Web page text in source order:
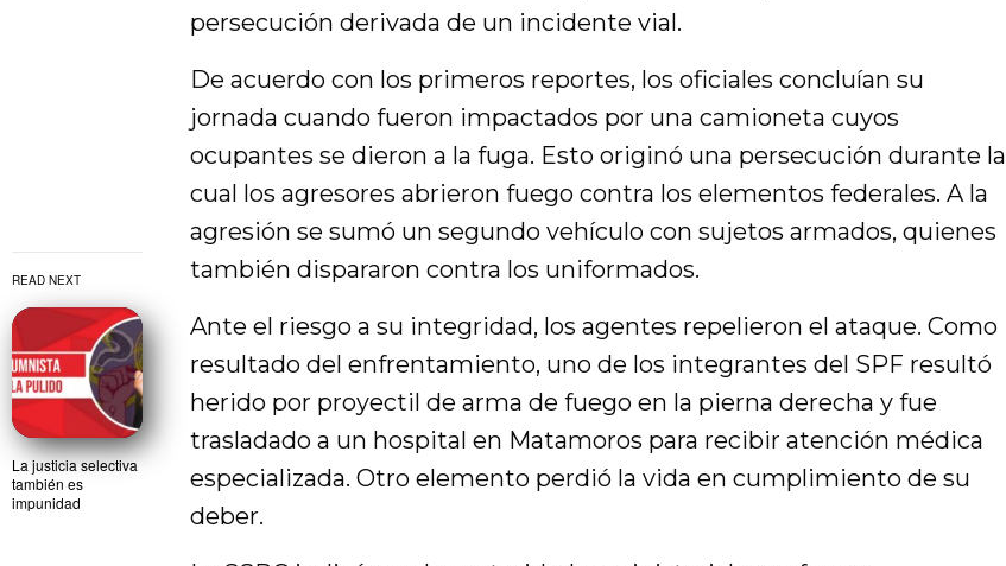
READ NEXT
La justicia selectiva
también es
impunidad
persecución derivada de un incidente vial.
De acuerdo con los primeros reportes, los oficiales concluían su
jornada cuando fueron impactados por una camioneta cuyos
ocupantes se dieron a la fuga. Esto originó una persecución durante la
cual los agresores abrieron fuego contra los elementos federales. A la
agresión se sumó un segundo vehículo con sujetos armados, quienes
también dispararon contra los uniformados.
Ante el riesgo a su integridad, los agentes repelieron el ataque. Como
resultado del enfrentamiento, uno de los integrantes del SPF resultó
herido por proyectil de arma de fuego en la pierna derecha y fue
trasladado a un hospital en Matamoros para recibir atención médica
especializada. Otro elemento perdió la vida en cumplimiento de su
deber.